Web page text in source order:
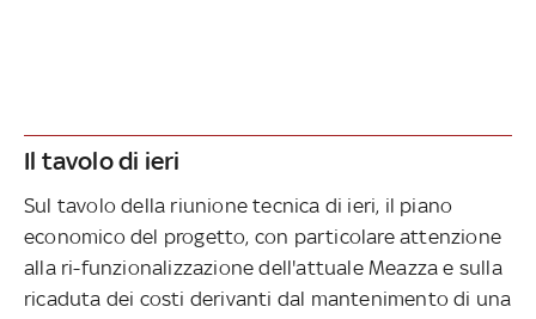
Il tavolo di ieri
Sul tavolo della riunione tecnica di ieri, il piano
economico del progetto, con particolare attenzione
alla ri-funzionalizzazione dell'attuale Meazza e sulla
ricaduta dei costi derivanti dal mantenimento di una